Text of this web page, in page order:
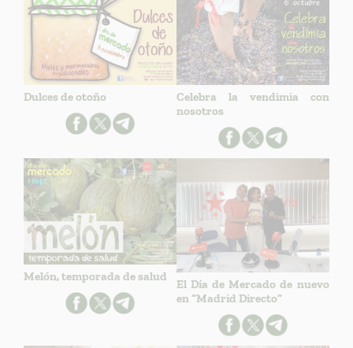
Dulces de otoño
Celebra la vendimia con
nosotros
Melón, temporada de salud
El Día de Mercado de nuevo
en “Madrid Directo”